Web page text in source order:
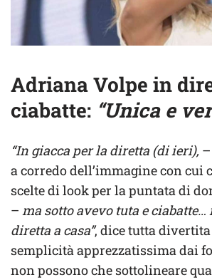
Adriana Volpe in
ciabatte: “Unica e
“In giacca per la diretta (di ieri),
a corredo dell’immagine con cui
scelte di look per la puntata di
– ma sotto avevo tuta e
diretta a casa”, dice tutta
semplicità apprezzatissima dai
non possono che sottolineare